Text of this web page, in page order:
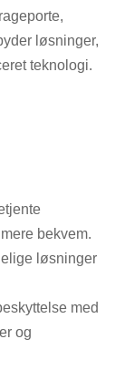
løsninger,
teknologi.
bekvem.
løsninger
med
og